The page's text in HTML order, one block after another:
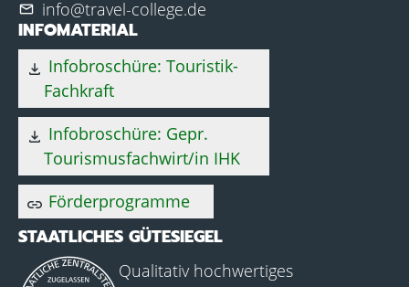
mail info@travel-college.de
INFOMATERIAL
download Infobroschüre: Touristik-
Fachkraft
download Infobroschüre: Gepr.
Tourismusfachwirt/in IHK
link Förderprogramme
STAATLICHES GÜTESIEGEL
Qualitativ hochwertiges